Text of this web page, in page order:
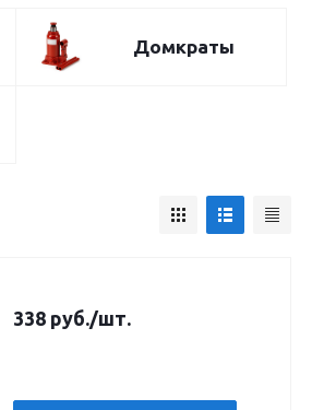
Домкраты
338 руб./шт.